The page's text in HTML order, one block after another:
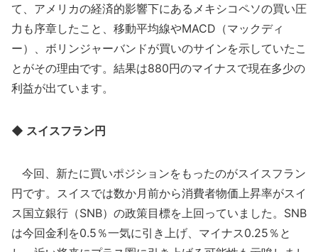
て、アメリカの経済的影響下にあるメキシコペソの買い圧
力も序章したこと、移動平均線やMACD（マックディ
ー）、ボリンジャーバンドが買いのサインを示していたこ
とがその理由です。結果は880円のマイナスで現在多少の
利益が出ています。
◆ スイスフラン円
今回、新たに買いポジションをもったのがスイスフラン
円です。スイスでは数か月前から消費者物価上昇率がスイ
ス国立銀行（SNB）の政策目標を上回っていました。SNB
は今回金利を0.5％一気に引き上げ、マイナス0.25％と